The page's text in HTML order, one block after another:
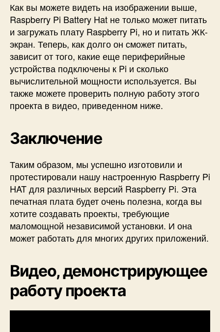
Как вы можете видеть на изображении выше,
Raspberry Pi Battery Hat не только может питать
и загружать плату Raspberry Pi, но и питать ЖК-
экран. Теперь, как долго он сможет питать,
зависит от того, какие еще периферийные
устройства подключены к Pi и сколько
вычислительной мощности используется. Вы
также можете проверить полную работу этого
проекта в видео, приведенном ниже.
Заключение
Таким образом, мы успешно изготовили и
протестировали нашу настроенную Raspberry Pi
HAT для различных версий Raspberry Pi. Эта
печатная плата будет очень полезна, когда вы
хотите создавать проекты, требующие
маломощной независимой установки. И она
может работать для многих других приложений.
Видео, демонстрирующее
работу проекта